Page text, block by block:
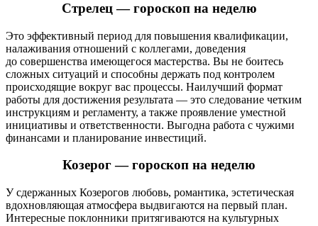
Стрелец — гороскоп на неделю
Это эффективный период для повышения квалификации,
налаживания отношений с коллегами, доведения
до совершенства имеющегося мастерства. Вы не боитесь
сложных ситуаций и способны держать под контролем
происходящие вокруг вас процессы. Наилучший формат
работы для достижения результата — это следование четким
инструкциям и регламенту, а также проявление уместной
инициативы и ответственности. Выгодна работа с чужими
финансами и планирование инвестиций.
Козерог — гороскоп на неделю
У сдержанных Козерогов любовь, романтика, эстетическая
вдохновляющая атмосфера выдвигаются на первый план.
Интересные поклонники притягиваются на культурных